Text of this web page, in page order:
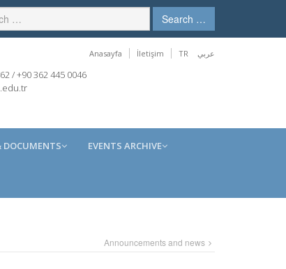
Search …
Anasayfa İletişim TR عربي
/ +90 362 445 0046
DOCUMENTS EVENTS ARCHIVE
Announcements and news